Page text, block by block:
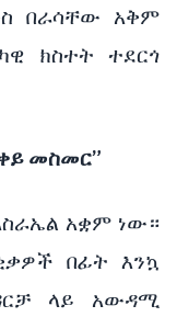
በራሳቸው አቅም
ክስተት ተደርጎ
መስመር”
አቋም ነው።
በፊት እንኳ
ላይ አውዳሚ